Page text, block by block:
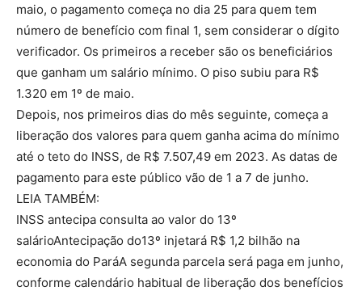
maio, o pagamento começa no dia 25 para quem tem
número de benefício com final 1, sem considerar o dígito
verificador. Os primeiros a receber são os beneficiários
que ganham um salário mínimo. O piso subiu para R$
1.320 em 1º de maio.
Depois, nos primeiros dias do mês seguinte, começa a
liberação dos valores para quem ganha acima do mínimo
até o teto do INSS, de R$ 7.507,49 em 2023. As datas de
pagamento para este público vão de 1 a 7 de junho.
LEIA TAMBÉM:
INSS antecipa consulta ao valor do 13º
salárioAntecipação do13º injetará R$ 1,2 bilhão na
economia do ParáA segunda parcela será paga em junho,
conforme calendário habitual de liberação dos benefícios